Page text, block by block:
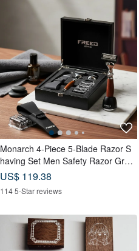
Monarch 4-Piece 5-Blade Razor S
having Set Men Safety Razor Gro
oming Gift
US$ 119.38
114 5-Star reviews